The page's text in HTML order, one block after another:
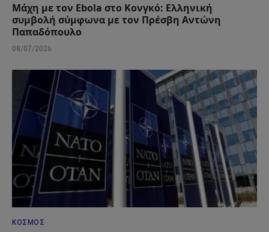
Μάχη με τον Ebola στο Κονγκό: Ελληνική
συμβολή σύμφωνα με τον Πρέσβη Αντώνη
Παπαδόπουλο
08/07/2026
ΚΌΣΜΟΣ